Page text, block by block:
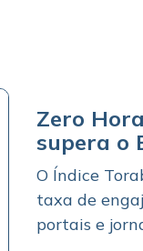
Zero
supera o
O Índice
taxa de
portais e